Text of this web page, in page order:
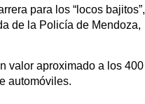
para los “locos bajitos”,
de la Policía de Mendoza,
valor aproximado a los 400
automóviles.